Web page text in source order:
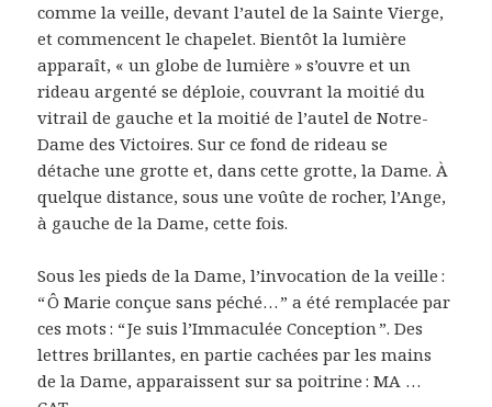
comme la veille, devant l’autel de la Sainte Vierge,
et commencent le chapelet. Bientôt la lumière
apparaît, « un globe de lumière » s’ouvre et un
rideau argenté se déploie, couvrant la moitié du
vitrail de gauche et la moitié de l’autel de Notre-
Dame des Victoires. Sur ce fond de rideau se
détache une grotte et, dans cette grotte, la Dame. À
quelque distance, sous une voûte de rocher, l’Ange,
à gauche de la Dame, cette fois.
Sous les pieds de la Dame, l’invocation de la veille :
“ Ô Marie conçue sans péché… ” a été remplacée par
ces mots : “ Je suis l’Immaculée Conception ”. Des
lettres brillantes, en partie cachées par les mains
de la Dame, apparaissent sur sa poitrine : MA …